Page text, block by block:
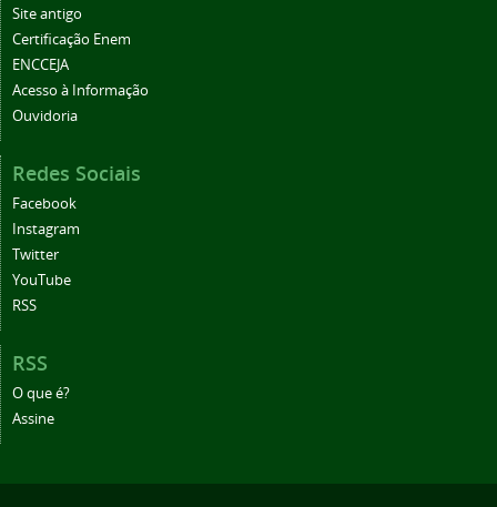
Site antigo
Certificação Enem
ENCCEJA
Acesso à Informação
Ouvidoria
Redes Sociais
Facebook
Instagram
Twitter
YouTube
RSS
RSS
O que é?
Assine